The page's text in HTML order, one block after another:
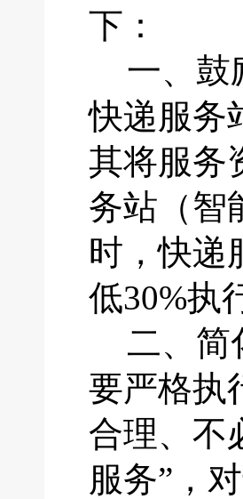
下：
一、 鼓
快递服务
其将服务
务站（智
时，快递
低30%执
二、 简
要严格执
合理、不
服务”，